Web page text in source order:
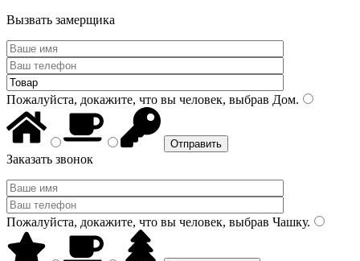
Вызвать замерщика
Пожалуйста, докажите, что вы человек, выбрав Дом.
Заказать звонок
Пожалуйста, докажите, что вы человек, выбрав Чашку.